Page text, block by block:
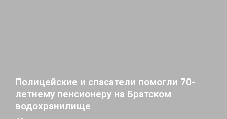
Полицейские и спасатели помогли 70-
летнему пенсионеру на Братском
водохранилище